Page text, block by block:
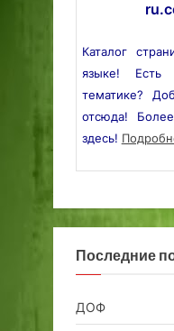
Каталог
языке! Есть
тематике?
отсюда!
здесь!
Последние
ДОФ